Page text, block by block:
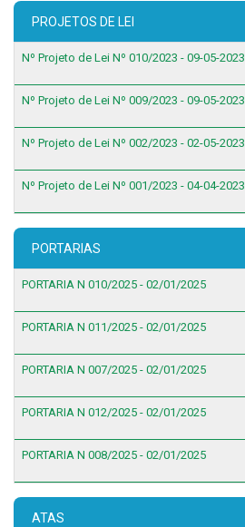
PROJETOS DE LEI
Nº Projeto de Lei Nº 010/2023 - 09-05-2023
Nº Projeto de Lei Nº 009/2023 - 09-05-2023
Nº Projeto de Lei Nº 002/2023 - 02-05-2023
Nº Projeto de Lei Nº 001/2023 - 04-04-2023
PORTARIAS
PORTARIA N 010/2025 - 02/01/2025
PORTARIA N 011/2025 - 02/01/2025
PORTARIA N 007/2025 - 02/01/2025
PORTARIA N 012/2025 - 02/01/2025
PORTARIA N 008/2025 - 02/01/2025
ATAS